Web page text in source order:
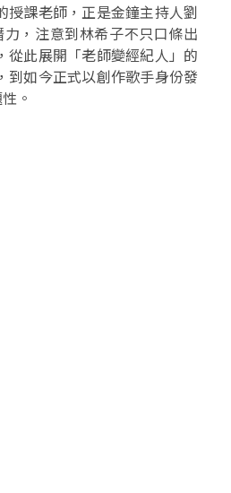
授課老師，正是金鐘主持人劉
，注意到林希子不只口條出
從此展開「老師變經紀人」的
到如今正式以創作歌手身份發
。